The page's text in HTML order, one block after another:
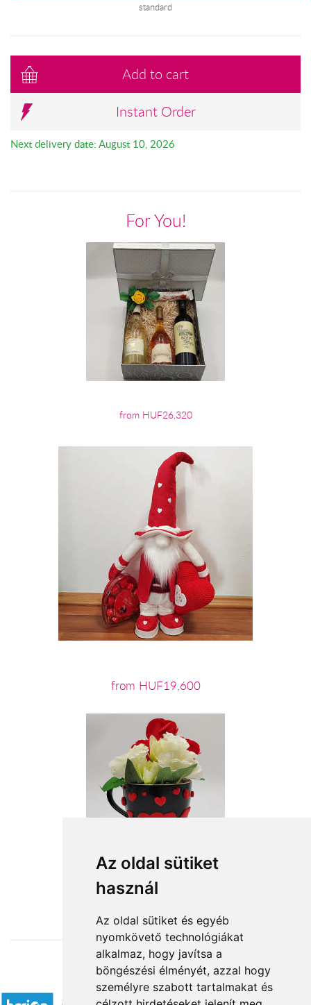
Az oldal sütiket
használ
Az oldal sütiket és egyéb
nyomkövető technológiákat
alkalmaz, hogy javítsa a
böngészési élményét, azzal hogy
személyre szabott tartalmakat és
standard
Add to cart
Instant Order
Next delivery date: August 10, 2026
For You!
from HUF26,320
from HUF19,600
from HUF11,360
Accepted payment methods